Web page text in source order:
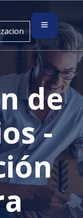
de
-